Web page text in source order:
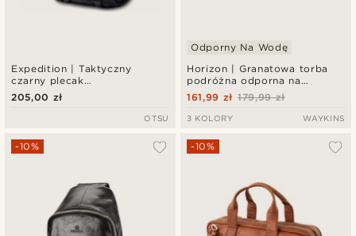
Expedition | Taktyczny
czarny plecak
wielokomorowy 35L z
panelem na naszywki
205,00 zł
OTSU
Horizon | Granatowa torba
podróżna odporna na
zachlapania
Odporny Na Wodę
179,99 zł
161,99 zł
3 KOLORY WAYKINS
-10% -10%